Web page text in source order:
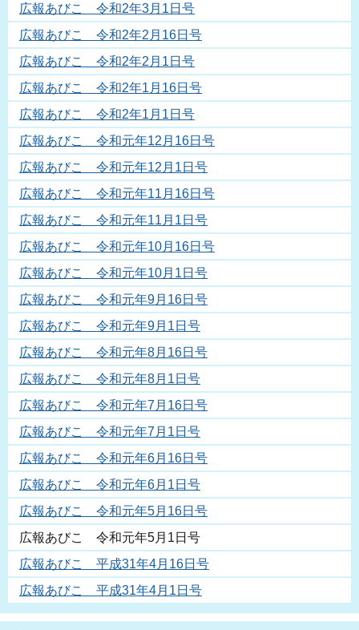
広報あびこ 令和2年3月1日号
広報あびこ 令和2年2月16日号
広報あびこ 令和2年2月1日号
広報あびこ 令和2年1月16日号
広報あびこ 令和2年1月1日号
広報あびこ 令和元年12月16日号
広報あびこ 令和元年12月1日号
広報あびこ 令和元年11月16日号
広報あびこ 令和元年11月1日号
広報あびこ 令和元年10月16日号
広報あびこ 令和元年10月1日号
広報あびこ 令和元年9月16日号
広報あびこ 令和元年9月1日号
広報あびこ 令和元年8月16日号
広報あびこ 令和元年8月1日号
広報あびこ 令和元年7月16日号
広報あびこ 令和元年7月1日号
広報あびこ 令和元年6月16日号
広報あびこ 令和元年6月1日号
広報あびこ 令和元年5月16日号
広報あびこ 令和元年5月1日号
広報あびこ 平成31年4月16日号
広報あびこ 平成31年4月1日号